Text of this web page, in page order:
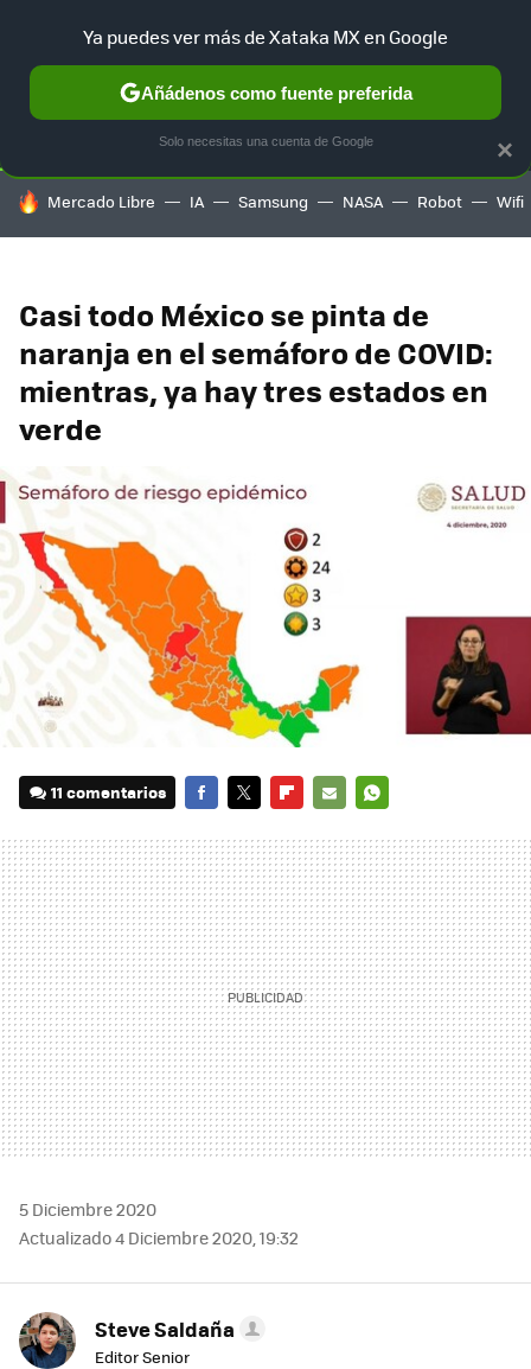
SELECCIÓN GAMING HOME AUTO TERRITORIO
HOY SE HABLA DE
Mercado Libre IA Samsung NASA Robot Wifi
Casi todo México se pinta de
naranja en el semáforo de COVID:
mientras, ya hay tres estados en
verde
11 comentarios
MAIL
5 Diciembre 2020
Actualizado 4 Diciembre 2020, 19:32
Steve Saldaña
Editor Senior
×
Ya puedes ver más de Xataka MX en Google
Añádenos como fuente preferida
Solo necesitas una cuenta de Google